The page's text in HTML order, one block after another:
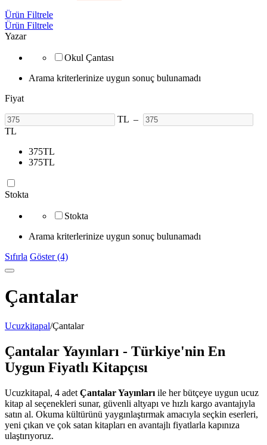
Ürün Filtrele
Ürün Filtrele
Yazar
Okul Çantası
Arama kriterlerinize uygun sonuç bulunamadı
Fiyat
TL –
TL
375TL
375TL
Stokta
Stokta
Arama kriterlerinize uygun sonuç bulunamadı
Sıfırla Göster (4)
Çantalar
Ucuzkitapal/Çantalar
Çantalar Yayınları - Türkiye'nin En
Uygun Fiyatlı Kitapçısı
Ucuzkitapal, 4 adet Çantalar Yayınları ile her bütçeye uygun ucuz
kitap al seçenekleri sunar, güvenli altyapı ve hızlı kargo avantajıyla
satın al. Okuma kültürünü yaygınlaştırmak amacıyla seçkin eserleri,
yeni çıkan ve çok satan kitapları en avantajlı fiyatlarla kapınıza
ulaştırıyoruz.